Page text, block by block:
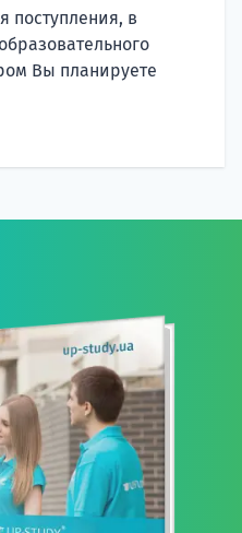
поступления, в
Вы планируете